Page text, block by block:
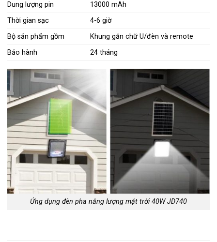
Dung lượng pin
13000 mAh
Thời gian sạc
4-6 giờ
Bộ sản phẩm gồm
Khung gắn chữ U/đèn và remote
Bảo hành
24 tháng
Ứng dụng đèn pha năng lượng mặt trời 40W JD740